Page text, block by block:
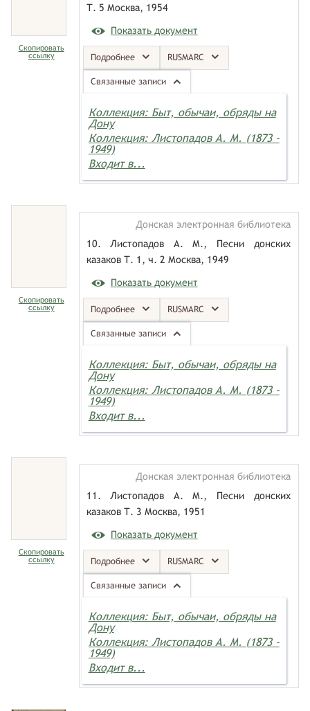
Скопировать
ссылку
Т. 5 Москва, 1954
Показать документ
Подробнее RUSMARC
Связанные записи
Коллекция: Быт, обычаи, обряды на
Дону
Коллекция: Листопадов А. М. (1873 -
1949)
Входит в...
Скопировать
ссылку
Донская электронная библиотека
10. Листопадов А. М., Песни донских
казаков Т. 1, ч. 2 Москва, 1949
Показать документ
Подробнее RUSMARC
Связанные записи
Коллекция: Быт, обычаи, обряды на
Дону
Коллекция: Листопадов А. М. (1873 -
1949)
Входит в...
Скопировать
ссылку
Донская электронная библиотека
11. Листопадов А. М., Песни донских
казаков Т. 3 Москва, 1951
Показать документ
Подробнее RUSMARC
Связанные записи
Коллекция: Быт, обычаи, обряды на
Дону
Коллекция: Листопадов А. М. (1873 -
1949)
Входит в...